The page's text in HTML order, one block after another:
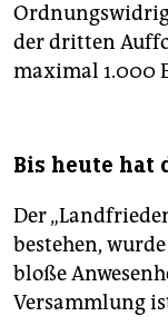
der dritten
maximal 1.000
Bis heute hat
Der
bestehen,
bloße
Versammlung